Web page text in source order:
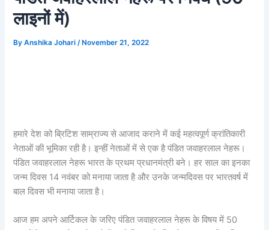
लाइनों में)
ByAnshika Johari/ November 21, 2022
हमारे देश को ब्रिटिश साम्राज्य से आजाद कराने में कई महत्वपूर्ण क्रांतिकारी
नेताओं की भूमिका रही है। इन्हीं नेताओं में से एक है पंडित जवाहरलाल नेहरू।
पंडित जवाहरलाल नेहरू भारत के प्रथम प्रधानमंत्री बने। हर साल का इनका
जन्म दिवस 14 नवंबर को मनाया जाता है और उनके जन्मदिवस पर भारतवर्ष में
बाल दिवस भी मनाया जाता है।
आज हम अपने आर्टिकल के जरिए पंडित जवाहरलाल नेहरू के विषय में 50